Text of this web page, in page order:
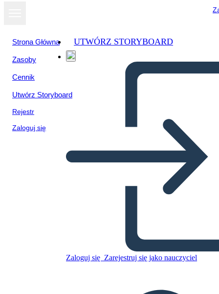
Strona Główna
Zasoby
Cennik
Utwórz Storyboard
Rejestr
Zaloguj się
UTWÓRZ STORYBOARD
Zaloguj się Zarejestruj się jako nauczyciel
ומתנגדי
Skopiuj tę scenorys